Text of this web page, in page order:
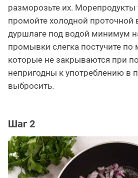
разморозьте их. Морепродукты
промойте холодной проточной
дуршлаге под водой минимум
промывки слегка постучите
которые не закрываются при
непригодны к употреблению в
выбросить.
Шаг 2